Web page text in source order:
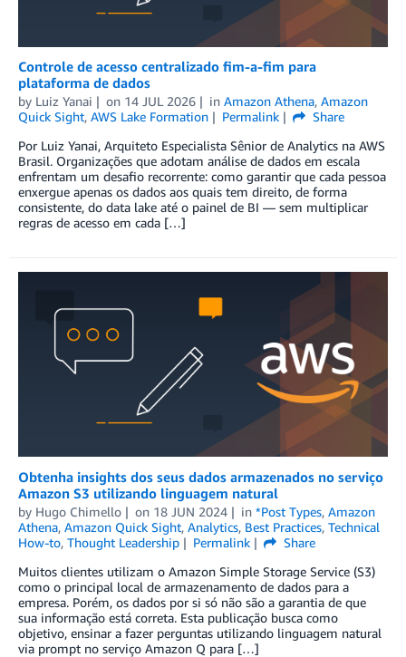
Controle de acesso centralizado fim-a-fim para
plataforma de dados
by Luiz Yanai on 14 JUL 2026 in Amazon Athena, Amazon
Quick Sight, AWS Lake Formation Permalink
Share
Por Luiz Yanai, Arquiteto Especialista Sênior de Analytics na AWS
Brasil. Organizações que adotam análise de dados em escala
enfrentam um desafio recorrente: como garantir que cada pessoa
enxergue apenas os dados aos quais tem direito, de forma
consistente, do data lake até o painel de BI — sem multiplicar
regras de acesso em cada […]
Obtenha insights dos seus dados armazenados no serviço
Amazon S3 utilizando linguagem natural
by Hugo Chimello on 18 JUN 2024 in *Post Types, Amazon
Athena, Amazon Quick Sight, Analytics, Best Practices, Technical
How-to, Thought Leadership Permalink
Share
Muitos clientes utilizam o Amazon Simple Storage Service (S3)
como o principal local de armazenamento de dados para a
empresa. Porém, os dados por si só não são a garantia de que
sua informação está correta. Esta publicação busca como
objetivo, ensinar a fazer perguntas utilizando linguagem natural
via prompt no serviço Amazon Q para […]